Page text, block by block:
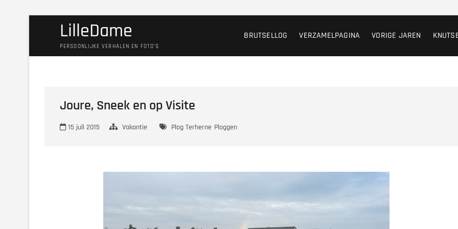
inhoud
LilleDame
PERSOONLIJKE VERHALEN EN FOTO'S
BRUTSELLOG VERZAMELPAGINA VORIGE JAREN
Joure, Sneek en op Visite
15 juli 2015 Vakantie Plog Terherne Ploggen